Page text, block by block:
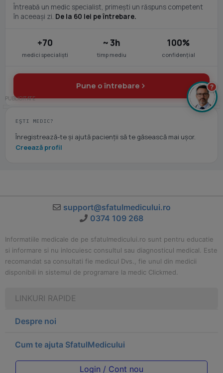
Întreabă un medic specialist, primești un răspuns competent
în aceeași zi. De la 60 lei pe întrebare.
+70
medici specialiști
~ 3h
timp mediu
100%
confidențial
Pune o întrebare
EȘTI MEDIC?
Înregistrează-te și ajută pacienții să te găsească mai ușor.
Creează profil
support@sfatulmedicului.ro
0374 109 268
Informatiile medicale de pe sfatulmedicului.ro sunt pentru educatie
si informare si nu inlocuiesc consultul sau diagnosticul medical. Este
recomandat sa consultati fie medicul Dvs., fie unul din medicii
disponibili in sistemul de programare la medic Clickmed.
LINKURI RAPIDE
Despre noi
Cum te ajuta SfatulMedicului
Login / Cont nou
?